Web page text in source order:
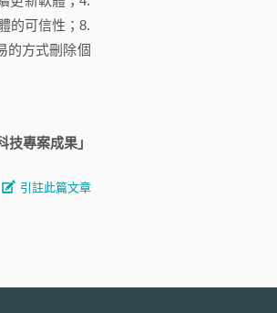
的可信性；8.
的方式刪除個
專案成果」
引註此篇文章